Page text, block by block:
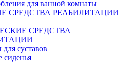
для ванной комнаты
СРЕДСТВА РЕАБИЛИТАЦИИ
СРЕДСТВА
суставов
сиденья